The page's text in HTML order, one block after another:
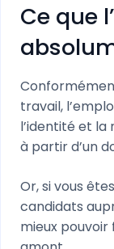
Ce que
travail,
l’identité et
à partir d’un
Or, si vous
candidats
mieux